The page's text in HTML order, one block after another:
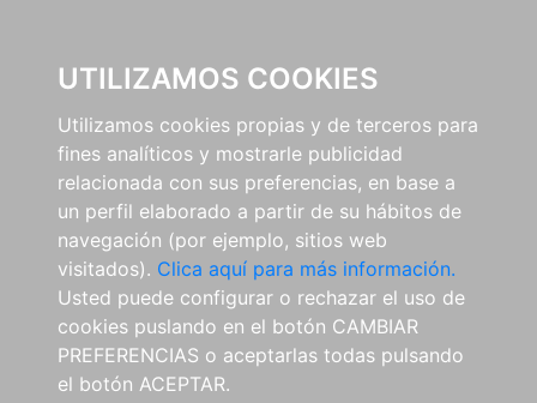
UTILIZAMOS COOKIES
Utilizamos cookies propias y de terceros para
fines analíticos y mostrarle publicidad
relacionada con sus preferencias, en base a
un perfil elaborado a partir de su hábitos de
navegación (por ejemplo, sitios web
visitados). Clica aquí para más información.
Usted puede configurar o rechazar el uso de
cookies puslando en el botón CAMBIAR
PREFERENCIAS o aceptarlas todas pulsando
el botón ACEPTAR.